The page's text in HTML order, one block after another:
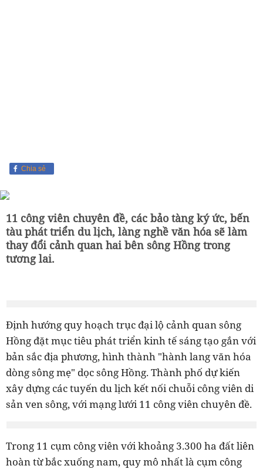
Chia sẻ
11 công viên chuyên đề, các bảo tàng ký ức, bến
tàu phát triển du lịch, làng nghề văn hóa sẽ làm
thay đổi cảnh quan hai bên sông Hồng trong
tương lai.
Định hướng quy hoạch trục đại lộ cảnh quan sông
Hồng đặt mục tiêu phát triển kinh tế sáng tạo gắn với
bản sắc địa phương, hình thành "hành lang văn hóa
dòng sông mẹ" dọc sông Hồng. Thành phố dự kiến
xây dựng các tuyến du lịch kết nối chuỗi công viên di
sản ven sông, với mạng lưới 11 công viên chuyên đề.
Trong 11 cụm công viên với khoảng 3.300 ha đất liên
hoàn từ bắc xuống nam, quy mô nhất là cụm công